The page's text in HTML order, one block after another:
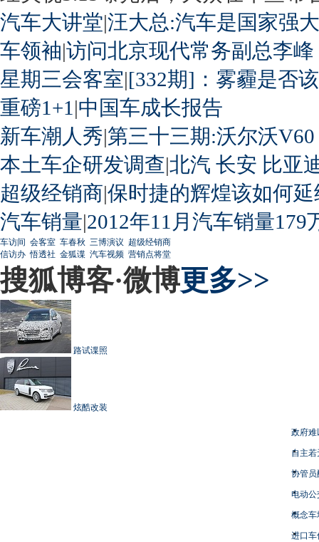
汽车大讲堂|汪大总:汽车是国家强
车领袖|访问北京现代常务副总李峰
星期三会客室|[332期]：雾霾是否
重磅1+1 |中国车成长报告
新车潮人秀|第三十三期:沃尔沃
本土车企研发调查|北汽 长安 比亚
超级经销商|保时捷的辉煌该如何延
汽车销量|2012年11月汽车销量179
车访间 会客室 车春秋 三博演议 超级经销商
信访办 悟透社 金狐谍 汽车视频 营销点将堂
搜狐博客·微博更多>>
路试谍照
炫酷改装
政府难
自主
协管员
电动
概念车
进口车